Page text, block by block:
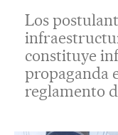
Los
constituye
propaganda
reglamento